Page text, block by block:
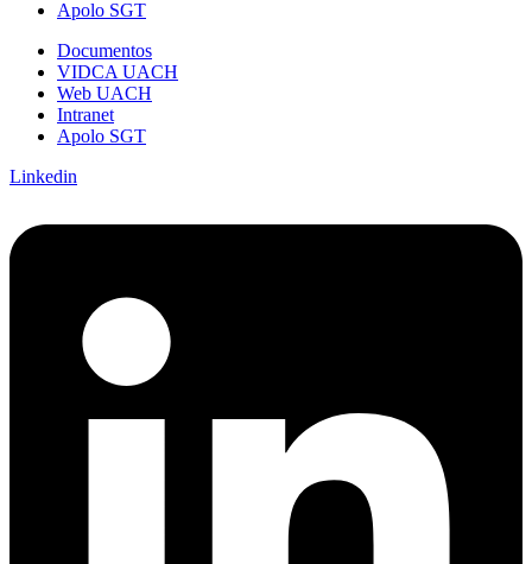
Apolo SGT
Documentos
VIDCA UACH
Web UACH
Intranet
Apolo SGT
Linkedin